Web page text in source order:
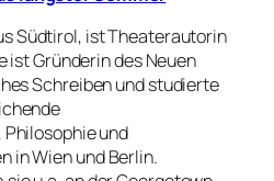
Südtirol, ist Theaterautorin
Gründerin des Neuen
Schreiben und studierte
und
in Wien und Berlin.